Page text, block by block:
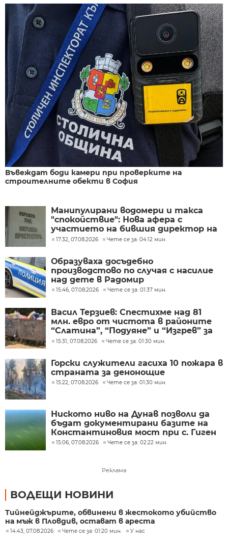
Въвеждат боди камери при проверките на
строителните обекти в София
Манипулирани водомери и такса
"спокойствие": Нова афера с
участието на бившия директор на
"ВиК - Бургас"
17:32, 07.08.2026 Чете се за: 04:12 мин.
Образуваха досъдебно
производстово по случая с насилие
над дете в Радомир
15:46, 07.08.2026 Чете се за: 01:37 мин.
Васил Терзиев: Спестихме над 81
млн. евро от чистота в районите
“Слатина”, “Подуяне” и “Изгрев” за
следващите 5 години
15:31, 07.08.2026 Чете се за: 01:30 мин.
Горски служители гасиха 10 пожара в
страната за денонощие
15:22, 07.08.2026 Чете се за: 01:30 мин.
Ниското ниво на Дунав позволи да
бъдат документирани базите на
Константиновия мост при с. Гиген
15:06, 07.08.2026 Чете се за: 02:22 мин.
Реклама
ВОДЕЩИ НОВИНИ
Тийнейджърите, обвинени в жестокото убийство
на мъж в Пловдив, остават в ареста
14:43, 07.08.2026 Чете се за: 01:20 мин. У нас